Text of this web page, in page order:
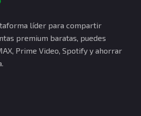
líder para compartir
premium baratas, puedes
Prime Video, Spotify y ahorrar